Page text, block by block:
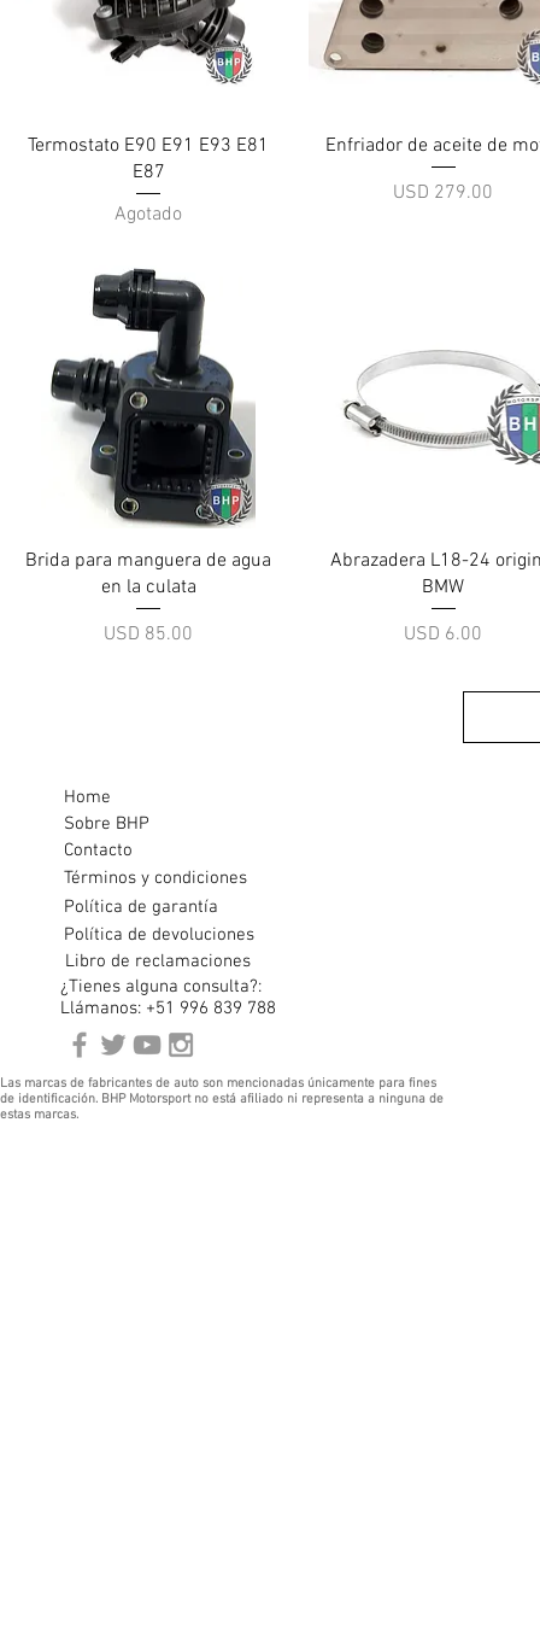
Vista rápida
Termostato E90 E91 E93 E81
E87
Agotado
Vista rápida
Enfriador de aceite de
Precio
USD 279.00
Vista rápida
Brida para manguera de agua
en la culata
Precio
USD 85.00
Vista rápida
Abrazadera L18-24
BMW
Precio
USD 6.00
Home
Sobre BHP
Contacto
Términos y condiciones
Política de garantía
Política de devoluciones
Libro de reclamaciones
¿Tienes alguna consulta?:
Llámanos: +51 996 839 788
Las marcas de fabricantes de auto son mencionadas únicamente para fines
de identificación. BHP Motorsport no está afiliado ni representa a ninguna de
estas marcas.